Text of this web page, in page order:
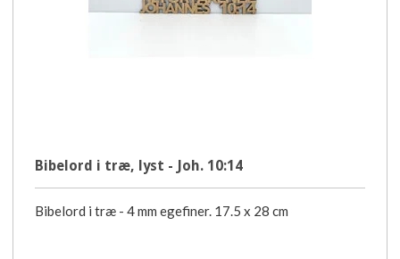
Bibelord i træ, lyst - Joh. 10:14
Bibelord i træ - 4 mm egefiner. 17.5 x 28 cm